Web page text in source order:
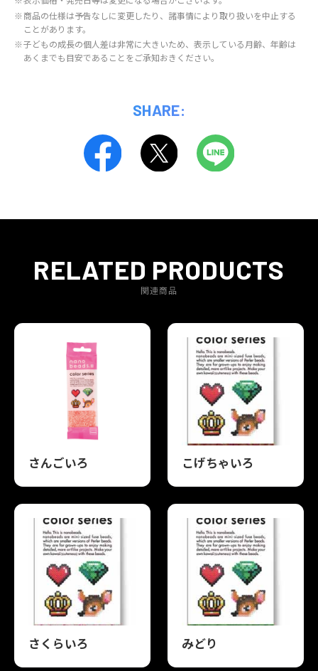
※商品の仕様は予告なしに変更したり、諸事情により取り扱いを中止する
ことがあります。
※子どもの成長の個人差は非常に大きいため、表示している月齢、年齢は
あくまでも目安であることをご承知おきください。
SHARE:
RELATED PRODUCTS
関連商品
さんごいろ こげちゃいろ
さくらいろ みどり